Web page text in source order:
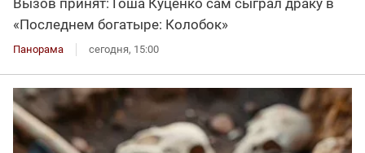
«Последнем богатыре: Колобок»
Панорама сегодня, 15:00